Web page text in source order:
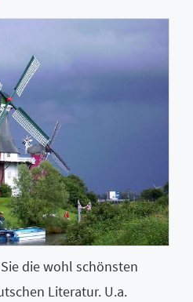
die wohl schönsten
Literatur. U.a.